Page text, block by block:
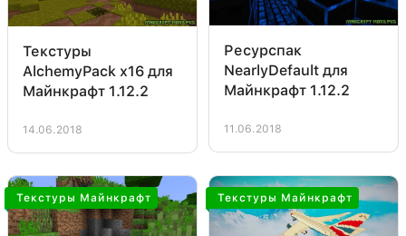
Текстуры
AlchemyPack х16 для
Майнкрафт 1.12.2
14.06.2018
Ресурспак
NearlyDefault для
Майнкрафт 1.12.2
11.06.2018
Текстуры Майнкрафт Текстуры Майнкрафт